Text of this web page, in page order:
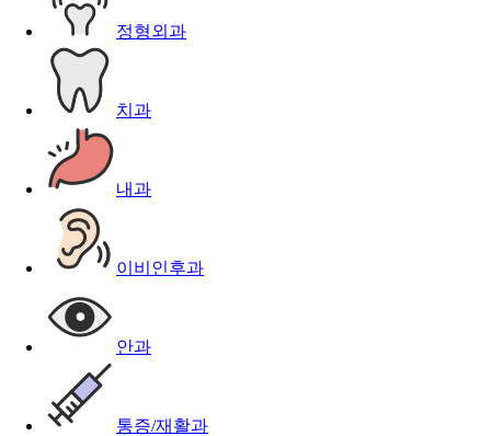
정형외과
치과
내과
이비인후과
안과
통증/재활과